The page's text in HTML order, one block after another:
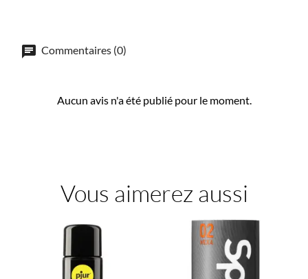
Commentaires (0)
Aucun avis n'a été publié pour le moment.
Vous aimerez aussi